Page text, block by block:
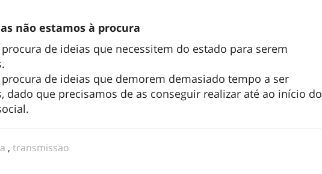
não estamos à procura
de ideias que necessitem do estado para serem
de ideias que demorem demasiado tempo a ser
dado que precisamos de as conseguir realizar até ao início do
, transmissao